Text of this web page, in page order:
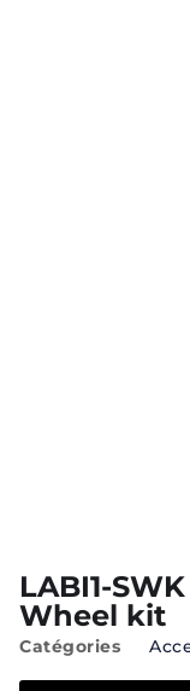
LABI1-
Wheel kit
Catégories